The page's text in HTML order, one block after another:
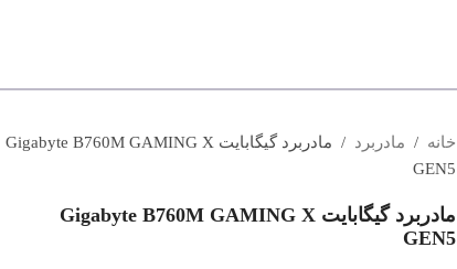
خانه / مادربرد /
مادربرد گیگابایت Gigabyte B760M GAMING X
GEN5
مادربرد گیگابایت Gigabyte B760M GAMING X
GEN5